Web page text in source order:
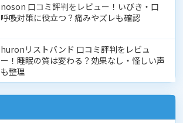
noson 口コミ評判をレビュー！いびき・口
呼吸対策に役立つ？痛みやズレも確認
huronリストバンド 口コミ評判をレビュ
ー！睡眠の質は変わる？効果なし・怪しい声
も整理